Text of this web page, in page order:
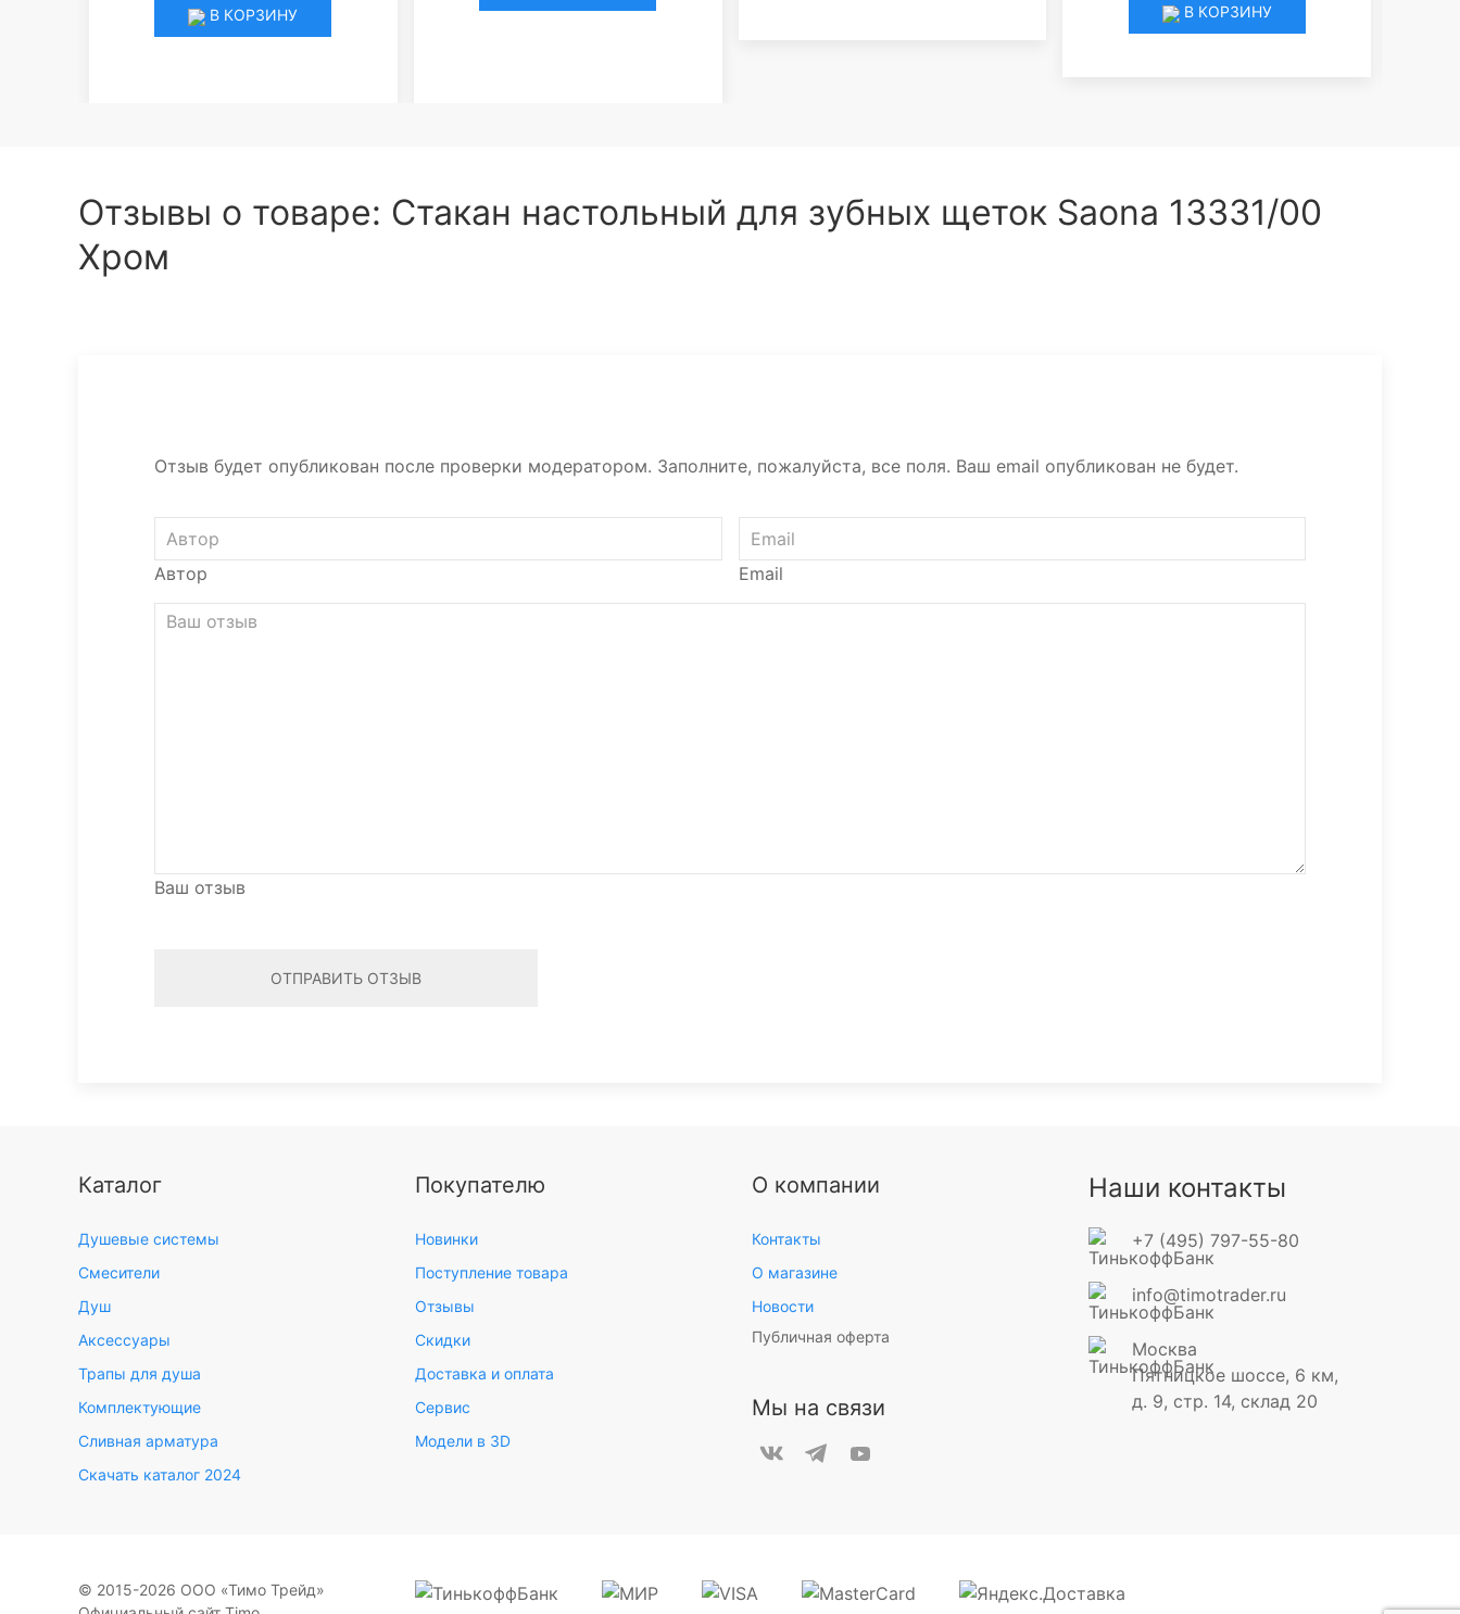
В КОРЗИНУ В КОРЗИНУ
Отзывы о товаре: Стакан настольный для зубных щеток Saona 13331/00
Хром
Отзыв будет опубликован после проверки модератором. Заполните, пожалуйста, все поля. Ваш email опубликован не будет.
Автор Email
Ваш отзыв
ОТПРАВИТЬ ОТЗЫВ
Каталог
Душевые системы
Смесители
Душ
Аксессуары
Трапы для душа
Комплектующие
Сливная арматура
Скачать каталог 2024
Покупателю
Новинки
Поступление товара
Отзывы
Скидки
Доставка и оплата
Сервис
Модели в 3D
О компании
Контакты
О магазине
Новости
Публичная оферта
Мы на связи
Наши контакты
+7 (495) 797-55-80
info@timotrader.ru
Москва
Пятницкое шоссе, 6 км,
д. 9, стр. 14, склад 20
© 2015-2026 ООО «Тимо Трейд»